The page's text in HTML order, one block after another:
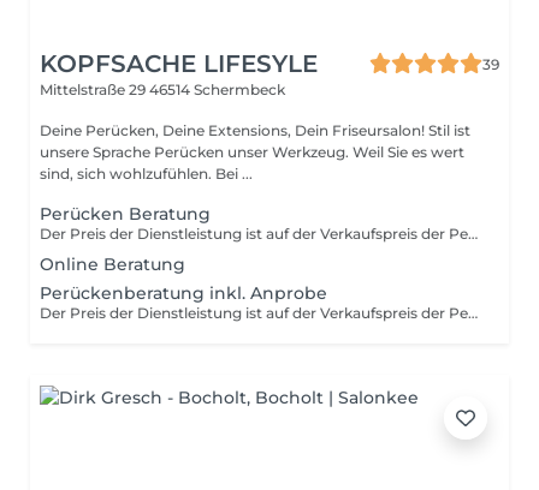
KOPFSACHE LIFESYLE
39
Mittelstraße 29 46514 Schermbeck
Deine Perücken, Deine Extensions, Dein Friseursalon! Stil ist
unsere Sprache Perücken unser Werkzeug. Weil Sie es wert
sind, sich wohlzufühlen. Bei ...
Perücken Beratung
Der Preis der Dienstleistung ist auf der Verkaufspreis der Perücke 3 Monate anrechenbar. Sollte kein Termin verfügbar sein, rufen Sie uns an und wir machen einen Termin zeitnah für Sie möglich. Alternativ können Sie sich auch zu Ihrem Wunschtermin auf die Warteliste setzen und wir melden uns telefonisch bei Ihnen zurück.
Online Beratung
Perückenberatung inkl. Anprobe
Der Preis der Dienstleistung ist auf der Verkaufspreis der Perücke 3 Monate anrechenbar. Für diese Dienstleistung ist ein telefonisches Gespräch vorab notwendig.